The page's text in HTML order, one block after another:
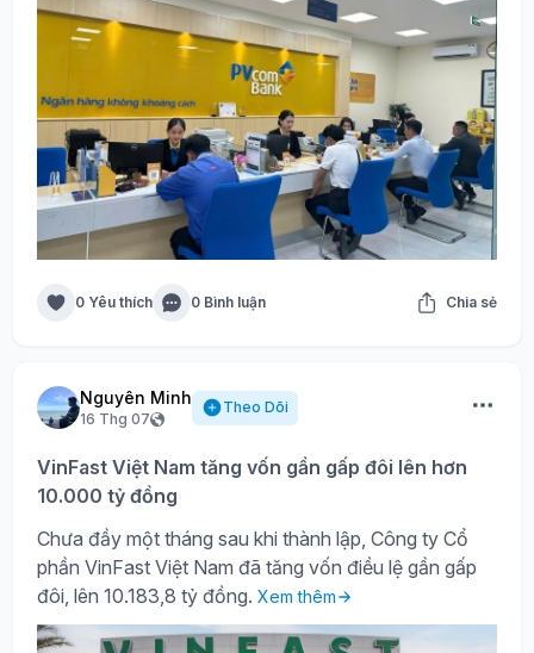
0 Yêu thích 0 Bình luận Chia sẻ
Nguyên Minh
16 Thg 07
Theo Dõi
VinFast Việt Nam tăng vốn gần gấp đôi lên hơn
10.000 tỷ đồng
Chưa đầy một tháng sau khi thành lập, Công ty Cổ
phần VinFast Việt Nam đã tăng vốn điều lệ gần gấp
đôi, lên 10.183,8 tỷ đồng. Xem thêm